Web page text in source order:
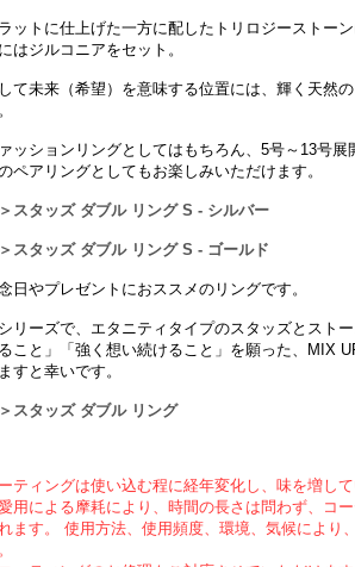
ットに仕上げた一方に配したトリロジーストー
はジルコニアをセット。
て未来（希望）を意味する位置には、輝く天然
ッションリングとしてはもちろん、5号～13号
ペアリングとしてもお楽しみいただけます。
スタッズ ダブル リング S - シルバー
スタッズ ダブル リング S - ゴールド
日やプレゼントにおススメのリングです。
リーズで、エタニティタイプのスタッズとスト
こと」「強く想い続けること」を願った、MIX
すと幸いです。
スタッズ ダブル リング
ティングは使い込む程に経年変化し、味を増して
用による摩耗により、時間の長さは問わず、コ
ます。 使用方法、使用頻度、環境、気候により